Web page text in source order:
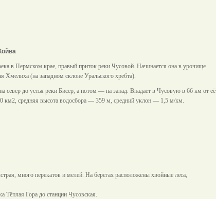
в Пермском крае, правый приток реки Чусовой. Начинается она в урочище
Хмелиха(на западном склоне Уральского хребта).
север до устья реки Бисер, а потом — на запад. Впадает в Чусовую в 66 км от её
км2, средняя высота водосбора — 359 м, средний уклон — 1,5 м/км.
много перекатов и мелей. На берегах расположены хвойные леса,
Тёплая Горадо станции Чусовская.